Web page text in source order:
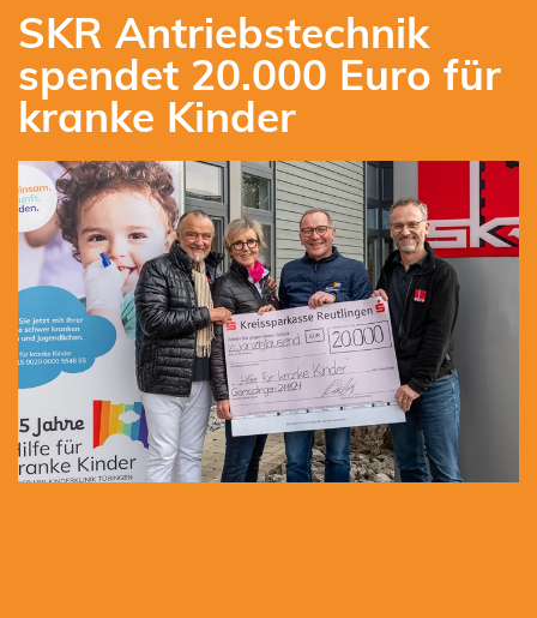
SKR Antriebstechnik
spendet 20.000 Euro für
kranke Kinder